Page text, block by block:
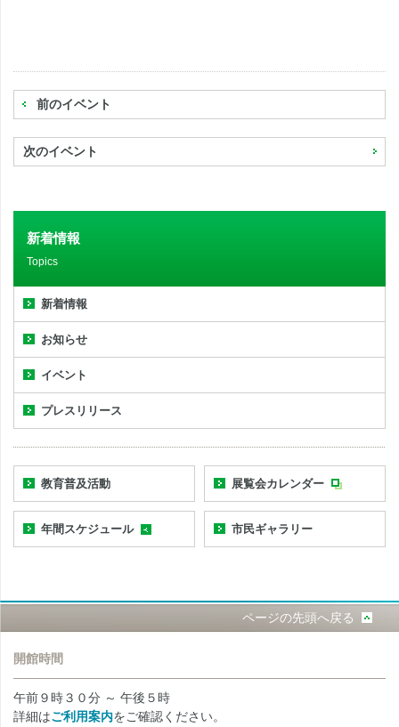
前のイベント
次のイベント
新着情報
Topics
新着情報
お知らせ
イベント
プレスリリース
教育普及活動 展覧会カレンダー
年間スケジュール 市民ギャラリー
ページの先頭へ戻る
開館時間
午前９時３０分 ～ 午後５時
詳細はご利用案内をご確認ください。